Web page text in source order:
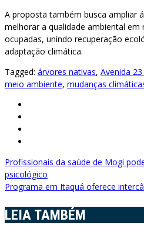
A proposta também busca ampliar
melhorar a qualidade ambiental em
ocupadas, unindo recuperação
adaptação climática.
Tagged: árvores nativas, Avenida
meio ambiente, mudanças
Navegação
de
Post
Profissionais da saúde de Mogi
psicológico
Programa em Itaquá oferece
LEIA TAMBÉM